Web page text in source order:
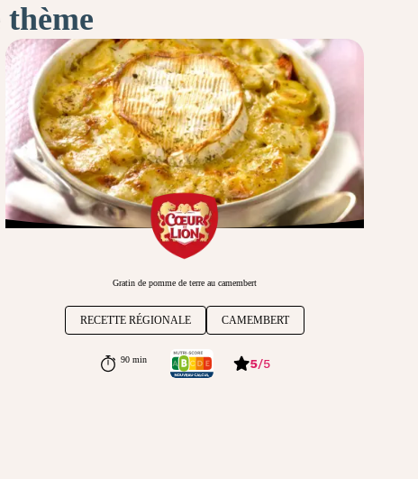
Gratin de pomme de terre au camembert
RECETTE RÉGIONALE CAMEMBERT
90 min 5/5